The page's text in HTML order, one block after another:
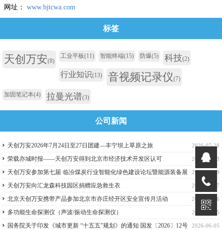
网址： www.bjtcwa.com
标签
天创万安(8)
工业平板(11) 智能终端(15) 防爆(5) 科技(2)
行业知识(13) 音视频记录仪(7)
加固笔记本(4) 拉曼光谱(3)
公司新闻
2026-07-28
天创万安2026年7月24日至27日团建—丰宁坝上草原之旅
2026-07-13
荣载亦城时报——天创万安得到北京市经济技术开发区认可
2026-06-29
天创万安参加第七届·临汾煤炭行业智能化绿色建设论坛暨能源装备展
览会
2026-06-17
天创万安向汇龙森科技园区捐赠应急救生衣
2026-06-16
北京天创万安携带产品参加北京市亦庄经开区安全宣传月活动
2026-06-15
多功能生命探测仪（声波/振动生命探测仪）
2026-06-05
国务院关于印发《城市更新 “十五五”规划》的通知 国发〔2026〕12号